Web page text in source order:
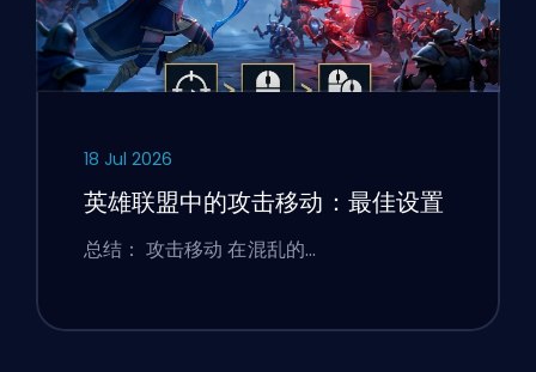
18 Jul 2026
英雄联盟中的攻击移动：最佳设置
总结： 攻击移动 在混乱的…